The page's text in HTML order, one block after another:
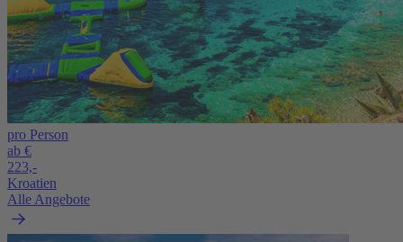
pro Person
ab €
223,-
Kroatien
Alle Angebote